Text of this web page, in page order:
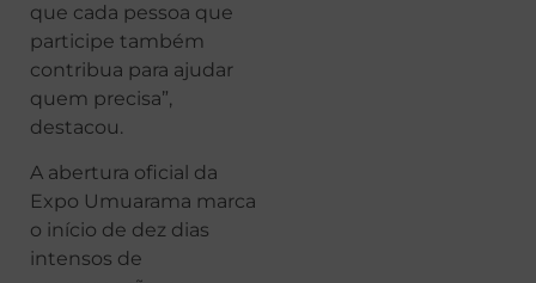
que cada pessoa que
participe também
contribua para ajudar
quem precisa”,
destacou.
A abertura oficial da
Expo Umuarama marca
o início de dez dias
intensos de